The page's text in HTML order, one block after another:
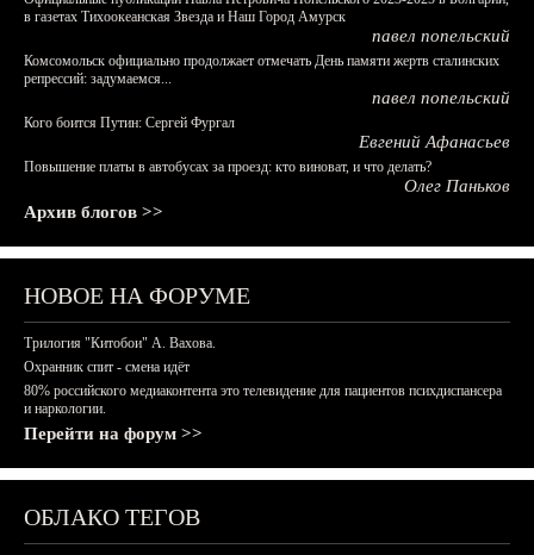
в газетах Тихоокеанская Звезда и Наш Город Амурск
павел попельский
Комсомольск официально продолжает отмечать День памяти жертв сталинских
репрессий: задумаемся...
павел попельский
Кого боится Путин: Сергей Фургал
Евгений Афанасьев
Повышение платы в автобусах за проезд: кто виноват, и что делать?
Олег Паньков
Архив блогов >>
НОВОЕ НА ФОРУМЕ
Трилогия "Китобои" А. Вахова.
Охранник спит - смена идёт
80% российского медиаконтента это телевидение для пациентов психдиспансера
и наркологии.
Перейти на форум >>
ОБЛАКО ТЕГОВ